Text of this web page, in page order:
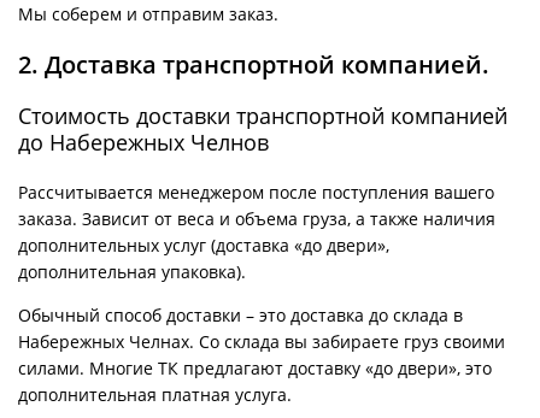
Мы соберем и отправим заказ.
2. Доставка транспортной компанией.
Стоимость доставки транспортной компанией
до Набережных Челнов
Рассчитывается менеджером после поступления вашего
заказа. Зависит от веса и объема груза, а также наличия
дополнительных услуг (доставка «до двери»,
дополнительная упаковка).
Обычный способ доставки – это доставка до склада в
Набережных Челнах. Со склада вы забираете груз своими
силами. Многие ТК предлагают доставку «до двери», это
дополнительная платная услуга.